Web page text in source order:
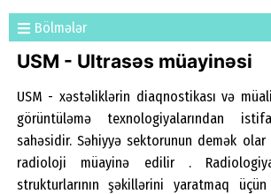
Bölmələr
USM - Ultrasəs müayinəsi
USM - xəstəliklərin diaqnostikası və
görüntüləmə texnologiyalarından
sahəsidir. Səhiyyə sektorunun demək
radioloji müayinə edilir .
strukturlarının şəkillərini yaratmaq